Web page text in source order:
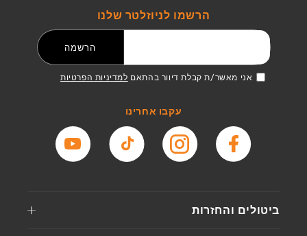
הרשמו לניוזלטר שלנו
הרשמה
אני מאשר/ת קבלת דיוור בהתאם למדיניות הפרטיות
עקבו אחרינו
פייסבוק אינסטגרם טיקטוק יוטיוב
ביטולים והחזרות